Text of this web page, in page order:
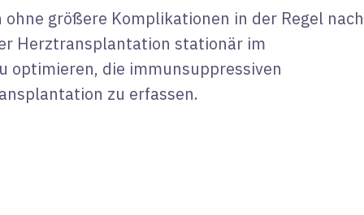
größere Komplikationen in der Regel nach
Herztransplantation stationär im
optimieren, die immunsuppressiven
zu erfassen.